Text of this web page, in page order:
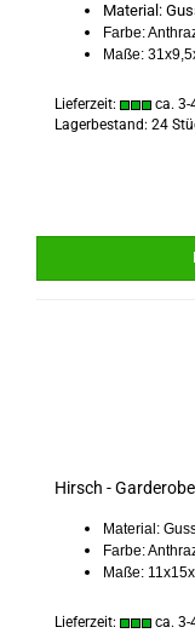
Material:
Farbe:
Maße:
Lieferzeit: ca. 3-
Lagerbestand: 24
Hirsch -
Material:
Farbe:
Maße:
Lieferzeit: ca. 3-